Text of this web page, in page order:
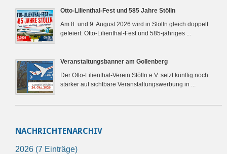
Otto-Lilienthal-Fest und 585 Jahre Stölln
Am 8. und 9. August 2026 wird in Stölln gleich doppelt
gefeiert: Otto-Lilienthal-Fest und 585-jähriges ...
Veranstaltungsbanner am Gollenberg
Der Otto-Lilienthal-Verein Stölln e.V. setzt künftig noch
stärker auf sichtbare Veranstaltungswerbung in ...
NACHRICHTENARCHIV
2026 (7 Einträge)